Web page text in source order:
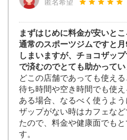
まずはじめに料金が安いとこ
通常のスポーツジムですと
しまいますが、チョコザッ
で済むのでとても助かってい
どこの店舗であっても使え
待ち時間や空き時間でも使
ある場合、なるべく使うよ
ザップがない時はカフェな
たので、料金や健康面でも
す。